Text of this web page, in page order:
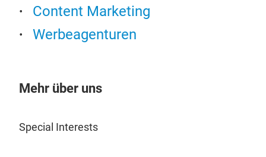
Content Marketing
Werbeagenturen
Mehr über uns
Special Interests